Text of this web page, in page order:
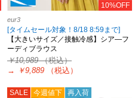
10%OFF
eur3
[タイムセール対象！8/18 8:59まで]
【大きいサイズ／接触冷感】シア―フ
ーディブラウス
￥10,989（税込）
→
￥9,889 （税込）
SALE 今週値下 再入荷